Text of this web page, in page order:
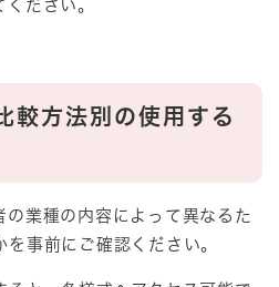
ださい。
較方法別の使用する
の業種の内容によって異なるた
事前にご確認ください。